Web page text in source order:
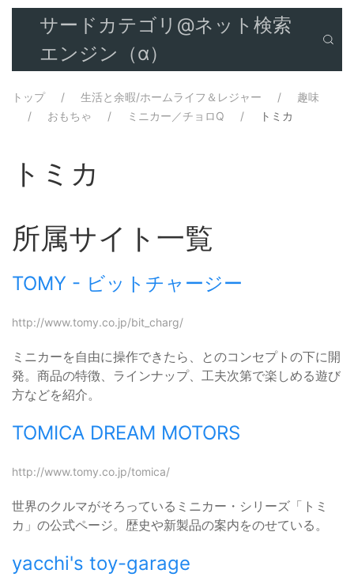
サードカテゴリ@ネット検索
エンジン（α）
トップ 生活と余暇/ホームライフ＆レジャー
趣味
おもちゃ
ミニカー／チョロQ トミカ
トミカ
所属サイト一覧
TOMY - ビットチャージー
http://www.tomy.co.jp/bit_charg/
ミニカーを自由に操作できたら、とのコンセプトの下に開
発。商品の特徴、ラインナップ、工夫次第で楽しめる遊び
方などを紹介。
TOMICA DREAM MOTORS
http://www.tomy.co.jp/tomica/
世界のクルマがそろっているミニカー・シリーズ「トミ
カ」の公式ページ。歴史や新製品の案内をのせている。
yacchi's toy-garage